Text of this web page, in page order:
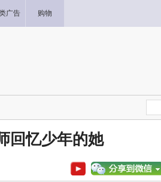
广告 购物
回忆少年的她